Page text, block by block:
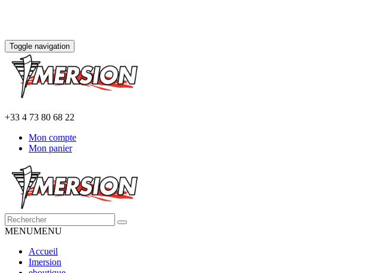
Toggle navigation
+33 4 73 80 68 22
Mon compte
Mon panier
MENUMENU
Accueil
Imersion